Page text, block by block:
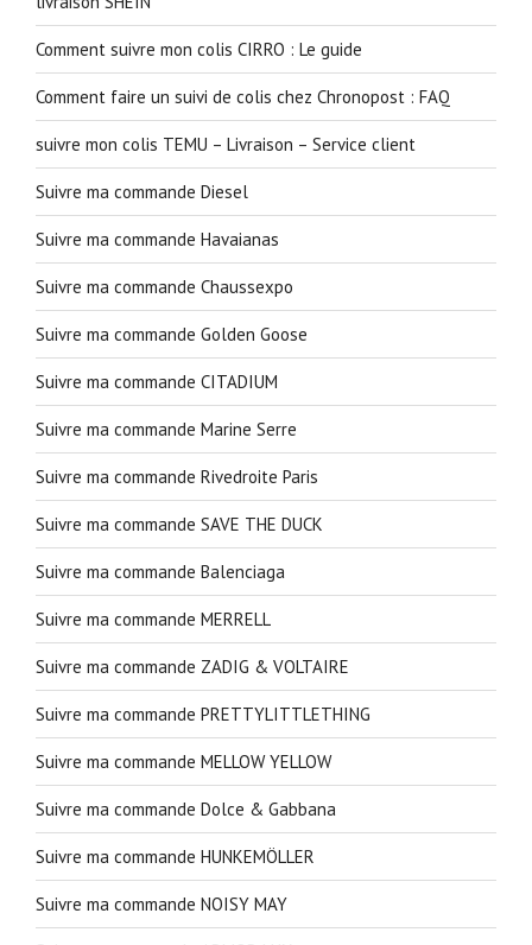
Comment suivre mon colis CIRRO : Le guide
Comment faire un suivi de colis chez Chronopost : FAQ
suivre mon colis TEMU – Livraison – Service client
Suivre ma commande Diesel
Suivre ma commande Havaianas
Suivre ma commande Chaussexpo
Suivre ma commande Golden Goose
Suivre ma commande CITADIUM
Suivre ma commande Marine Serre
Suivre ma commande Rivedroite Paris
Suivre ma commande SAVE THE DUCK
Suivre ma commande Balenciaga
Suivre ma commande MERRELL
Suivre ma commande ZADIG & VOLTAIRE
Suivre ma commande PRETTYLITTLETHING
Suivre ma commande MELLOW YELLOW
Suivre ma commande Dolce & Gabbana
Suivre ma commande HUNKEMÖLLER
Suivre ma commande NOISY MAY